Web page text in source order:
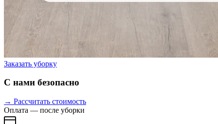
Заказать уборку
С нами безопасно
→ Рассчитать стоимость
Оплата — после уборки